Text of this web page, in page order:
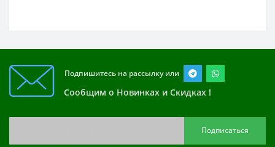
Подпишитесь на рассылку или
Сообщим о Новинках и Скидках !
Подписаться